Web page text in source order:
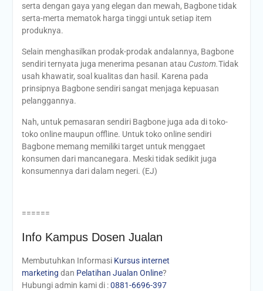
serta dengan gaya yang elegan dan mewah, Bagbone tidak
serta-merta mematok harga tinggi untuk setiap item
produknya.
Selain menghasilkan prodak-prodak andalannya, Bagbone
sendiri ternyata juga menerima pesanan atau Custom.Tidak
usah khawatir, soal kualitas dan hasil. Karena pada
prinsipnya Bagbone sendiri sangat menjaga kepuasan
pelanggannya.
Nah, untuk pemasaran sendiri Bagbone juga ada di toko-
toko online maupun offline. Untuk toko online sendiri
Bagbone memang memiliki target untuk menggaet
konsumen dari mancanegara. Meski tidak sedikit juga
konsumennya dari dalam negeri. (EJ)
======
Info Kampus Dosen Jualan
Membutuhkan Informasi Kursus internet
marketing dan Pelatihan Jualan Online?
Hubungi admin kami di :0881-6696-397